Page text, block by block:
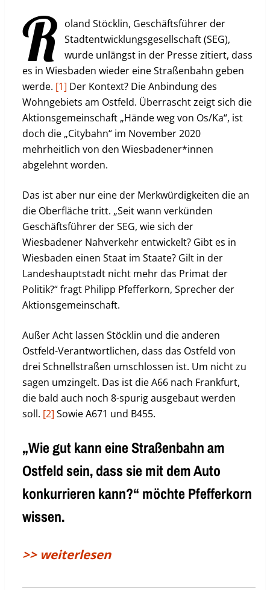
R oland Stöcklin, Geschäftsführer der
Stadtentwicklungsgesellschaft (SEG),
wurde unlängst in der Presse zitiert, dass
es in Wiesbaden wieder eine Straßenbahn geben
werde. [1] Der Kontext? Die Anbindung des
Wohngebiets am Ostfeld. Überrascht zeigt sich die
Aktionsgemeinschaft „Hände weg von Os/Ka“, ist
doch die „Citybahn“ im November 2020
mehrheitlich von den Wiesbadener*innen
abgelehnt worden.
Das ist aber nur eine der Merkwürdigkeiten die an
die Oberfläche tritt. „Seit wann verkünden
Geschäftsführer der SEG, wie sich der
Wiesbadener Nahverkehr entwickelt? Gibt es in
Wiesbaden einen Staat im Staate? Gilt in der
Landeshauptstadt nicht mehr das Primat der
Politik?“ fragt Philipp Pfefferkorn, Sprecher der
Aktionsgemeinschaft.
Außer Acht lassen Stöcklin und die anderen
Ostfeld-Verantwortlichen, dass das Ostfeld von
drei Schnellstraßen umschlossen ist. Um nicht zu
sagen umzingelt. Das ist die A66 nach Frankfurt,
die bald auch noch 8-spurig ausgebaut werden
soll. [2] Sowie A671 und B455.
„Wie gut kann eine Straßenbahn am
Ostfeld sein, dass sie mit dem Auto
konkurrieren kann?“ möchte Pfefferkorn
wissen.
>> weiterlesen